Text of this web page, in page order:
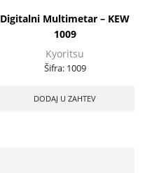
Digitalni Multimetar – KEW
1009
Kyoritsu
Šifra: 1009
DODAJ U ZAHTEV